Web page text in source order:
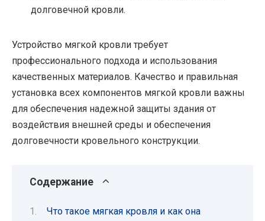
долговечной кровли.
Устройство мягкой кровли требует
профессионального подхода и использования
качественных материалов. Качество и правильная
установка всех компонентов мягкой кровли важны
для обеспечения надежной защиты здания от
воздействия внешней среды и обеспечения
долговечности кровельного конструкции.
Содержание
Что такое мягкая кровля и как она